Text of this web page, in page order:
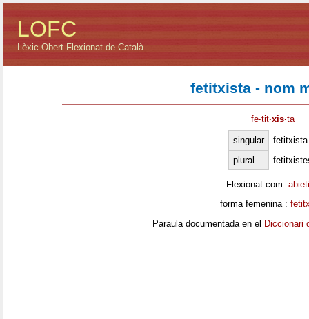
LOFC
Lèxic Obert Flexionat de Català
fetitxista - nom
fe·tit·xis·ta
singular
fetitxista
plural
Flexionat com:
forma femenina :
Paraula documentada en el Diccionari